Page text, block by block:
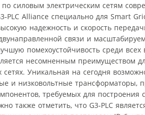
силовым электрическим сетям
Alliance специально для Smart
надежность и скорость
связи и
помехоустойчивость среди
несомненным преимуществом
сетях. Уникальная на сегодня
и низковольтные трансформаторы,
требуемых для построения
также отметить, что G3‑PLC